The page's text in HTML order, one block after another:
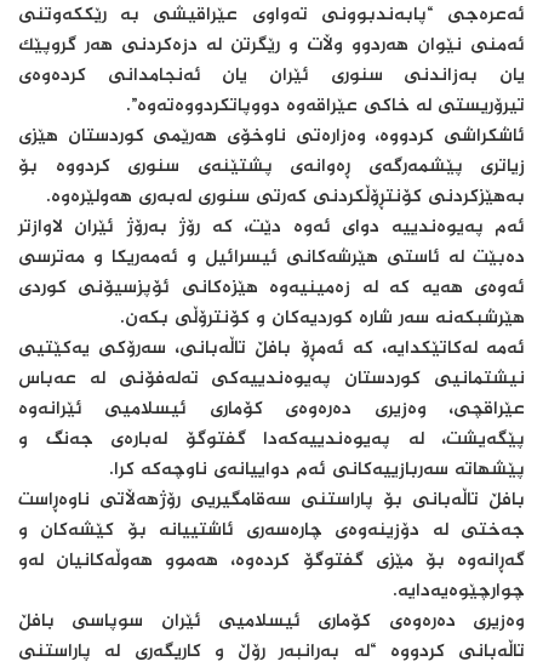
ئەعرەجی “پابەندبوونی تەواوی عێراقیشی بە رێککەوتنی
ئەمنی نێوان هەردوو وڵات و رێگرتن لە دزەکردنی هەر گروپێک
یان بەزاندنی سنوری ئێران یان ئەنجامدانی کردەوەی
تیرۆریستی لە خاکی عێراقەوە دووپاتكردووەتەوە”.
ئاشكراشی كردووە، وەزارەتی ناوخۆی هەرێمی کوردستان هێزی
زیاتری پێشمەرگەی ڕەوانەی پشتێنەی سنوری کردووە بۆ
بەهێزکردنی کۆنتڕۆڵكردنی کەرتی سنوری لەبەری هەولێرەوە.
ئەم پەیوەندییە دوای ئەوە دێت، کە رۆژ بەرۆژ ئێران لاوازتر
دەبێت لە ئاستی هێرشەکانی ئیسرائیل و ئەمەریکا و مەترسی
ئەوەی هەیە کە لە زەمینیەوە هێزەکانی ئۆپزسیۆنی کوردی
هێرشبکەنە سەر شارە کوردیەکان و کۆنترۆڵی بکەن.
ئەمە لەكاتێكدایە، كە ئەمڕۆ بافڵ تاڵەبانی، سەرۆکی یەکێتیی
نیشتمانیی کوردستان پەیوەندییەکی تەلەفۆنی لە عەباس
عێراقچی، وەزیری دەرەوەی کۆماری ئیسلامیی ئێرانەوە
پێگەیشت، لە پەیوەندییەکەدا گفتوگۆ لەبارەی جەنگ و
پێشهاتە سەربازییەکانی ئەم دواییانەی ناوچەکە کرا.
بافڵ تاڵەبانی بۆ پاراستنی سەقامگیریی رۆژهەڵاتی ناوەڕاست
جەختی لە دۆزینەوەی چارەسەری ئاشتییانە بۆ کێشەکان و
گەڕانەوە بۆ مێزی گفتوگۆ کردەوە، هەموو هەوڵەکانیان لەو
چوارچێوەیەدایە.
وەزیری دەرەوەی کۆماری ئیسلامیی ئێران سوپاسی بافڵ
تاڵەبانی كردووە “لە بەرانبەر رۆڵ و کاریگەری لە پاراستنی